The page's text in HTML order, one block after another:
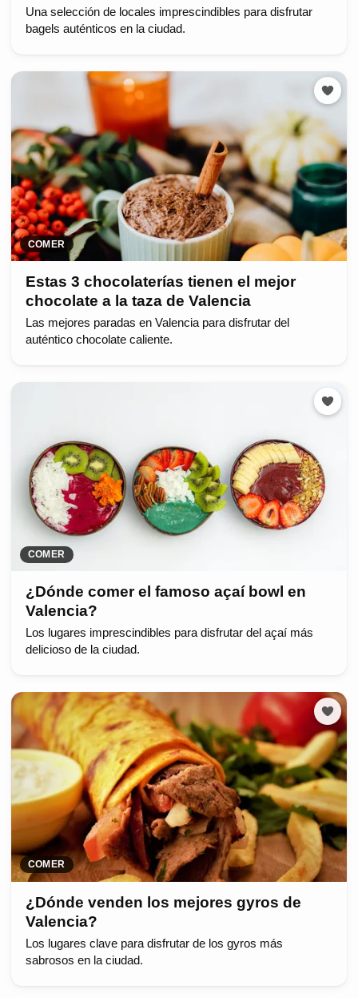
Una selección de locales imprescindibles para disfrutar
bagels auténticos en la ciudad.
COMER
Estas 3 chocolaterías tienen el mejor
chocolate a la taza de Valencia
Las mejores paradas en Valencia para disfrutar del
auténtico chocolate caliente.
COMER
¿Dónde comer el famoso açaí bowl en
Valencia?
Los lugares imprescindibles para disfrutar del açaí más
delicioso de la ciudad.
COMER
¿Dónde venden los mejores gyros de
Valencia?
Los lugares clave para disfrutar de los gyros más
sabrosos en la ciudad.